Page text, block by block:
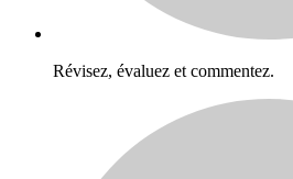
Révisez, évaluez et commentez.